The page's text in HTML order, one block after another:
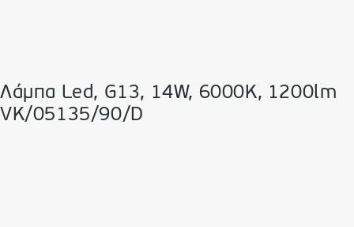
Λάμπα Led, G13, 14W, 6000K, 1200lm
VK/05135/90/D